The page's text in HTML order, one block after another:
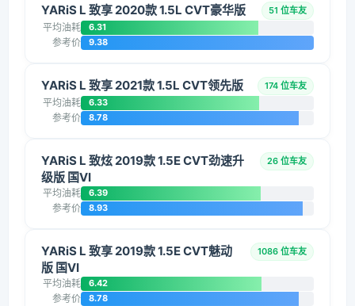
YARiS L 致享 2020款 1.5L CVT豪华版 51 位车友
平均油耗 6.31
参考价 9.38
YARiS L 致享 2021款 1.5L CVT领先版 174 位车友
平均油耗 6.33
参考价 8.78
YARiS L 致炫 2019款 1.5E CVT劲速升
级版 国VI
26 位车友
平均油耗 6.39
参考价 8.93
YARiS L 致享 2019款 1.5E CVT魅动
版 国VI
1086 位车友
平均油耗 6.42
参考价 8.78